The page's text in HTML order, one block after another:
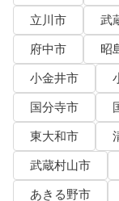
立川市
武
府中市
昭
小金井市
国分寺市
東大和市
武蔵村山市
あきる野市